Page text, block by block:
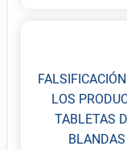
LOS
TABLETAS